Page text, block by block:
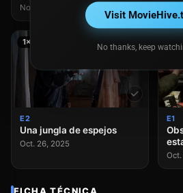
Nov. 09, 2025
1×2
E2
Una jungla de espejos
Oct. 26, 2025
E1
Oct.
Visit
No thanks, keep